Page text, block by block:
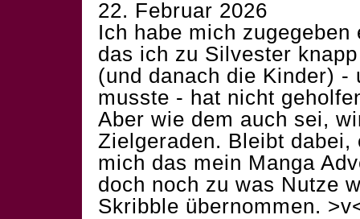
22. Februar 2026
Ich habe mich
das ich zu Silvester
(und danach die Kinder) -
musste - hat nicht
Aber wie dem auch sei,
Zielgeraden. Bleibt
mich das mein Manga
doch noch zu was Nutze
Skribble übernommen.